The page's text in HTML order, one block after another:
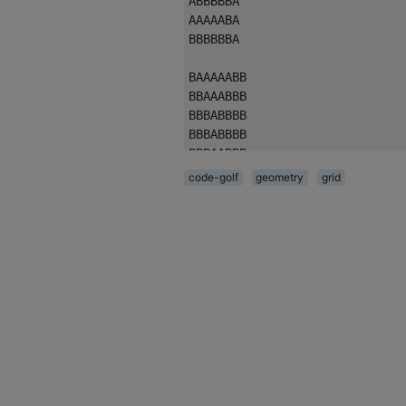
AAAAABA
BBBBBBA
BAAAAABB
BBAAABBB
BBBABBBB
BBBABBBB
BBBAABBB
BBBBBBBB
code-golf geometry grid